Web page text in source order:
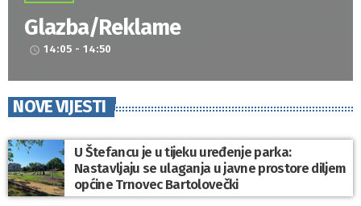
Glazba/Reklame
access_time 14:05 - 14:50
NOVE VIJESTI
U Štefancu je u tijeku uređenje parka:
Nastavljaju se ulaganja u javne prostore diljem
općine Trnovec Bartolovečki